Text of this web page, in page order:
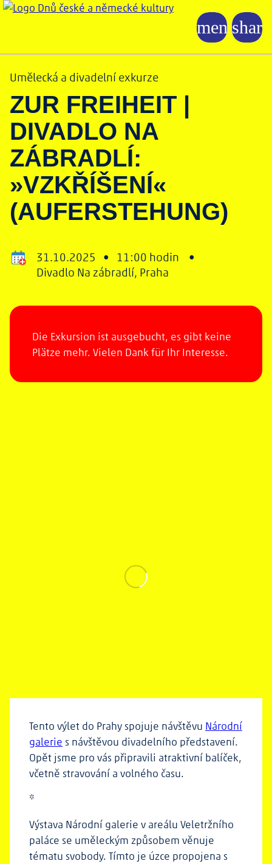
Umělecká a divadelní exkurze
ZUR FREIHEIT |
DIVADLO NA
ZÁBRADLÍ:
»VZKŘÍŠENÍ«
(AUFERSTEHUNG)
31.10.2025 • 11:00 hodin •
Divadlo Na zábradlí, Praha
Die Exkursion ist ausgebucht, es gibt keine
Plätze mehr. Vielen Dank für Ihr Interesse.
Tento výlet do Prahy spojuje návštěvu Národní
galerie s návštěvou divadelního představení.
Opět jsme pro vás připravili atraktivní balíček,
včetně stravování a volného času.
*
Výstava Národní galerie v areálu Veletržního
paláce se uměleckým způsobem věnuje
tématu svobody. Tímto je úzce propojena s